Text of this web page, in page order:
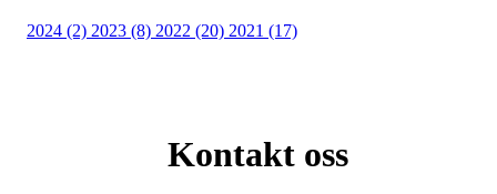
2024 (2) 2023 (8) 2022 (20) 2021 (17)
Kontakt oss